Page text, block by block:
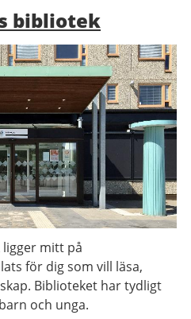
bibliotek
mitt på
för dig som vill läsa,
Biblioteket har tydligt
och unga.